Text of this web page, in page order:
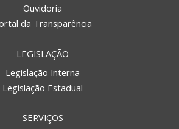
Ouvidoria
da Transparência
LEGISLAÇÃO
Legislação Interna
Legislação Estadual
SERVIÇOS